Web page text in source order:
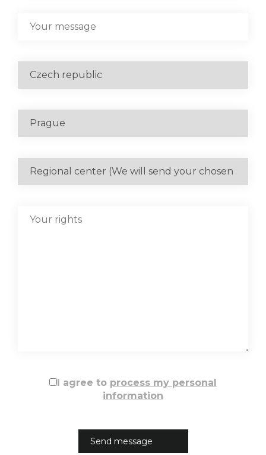
I agree to process my personal
information